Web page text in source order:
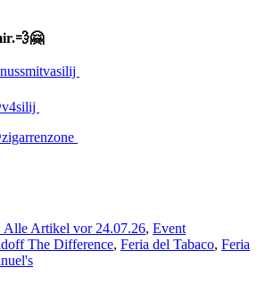
Alle Artikel vor 24.07.26, Event
The Difference, Feria del Tabaco, Feria